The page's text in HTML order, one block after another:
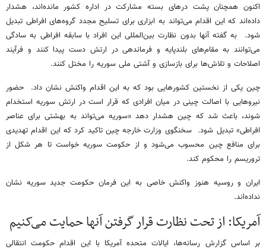
اکنون همچنان پشت درهای بسته مشارکت در اداره کشور مانده‌اند، هشدار
داده‌اند که این اقدام می‌تواند به ابزاری برای تسلیح مجدد گروه‌های افراطی تبدیل
شود. به گفته آنها بدون نظارت بین‌المللی این افراد با سابقه افراطی به سادگی
می‌توانند به مقام‌های بلندپایه و فرماندهی در ارتش دست پیدا کنند و فرآیند
اصلاحات و تلاش‌ها برای بازسازی و آشتی ملی سوریه را مختل کنند.
چین یکی از نخستین کشورهایی بود که به این اقدام واکنش نشان داد. حضور
نیروهایی با اصالت چینی در میان افرادی که قرار است در ارتش سوریه استخدام
شوند، باعث شد که چین هشدار دهد «سوریه می‌تواند به بهشتی برای عناصر
افراطی» تبدیل شود. سخنگوی وزارت خارجه چین تاکید کرد که این اقدام تهدیدی
برای منافع چین محسوب می‌شود و از حکومت سوریه خواست تا هر شکل از
تروریسم را محکوم کند.
ایران و روسیه هنوز واکنش خاصی به این فرمان حکومت جدید سوریه نشان
نداده‌اند.
آمریکا: از تحت نظارت قرار گرفتن آنها حمایت می‌کنیم
بر اساس گزارش رسانه‌ها، ایالات متحده آمریکا با این اقدام حکومت انتقالی